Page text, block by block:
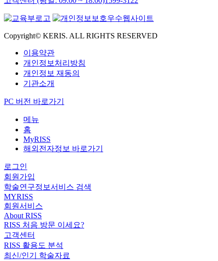
Copyright© KERIS. ALL RIGHTS RESERVED
이용약관
개인정보처리방침
개인정보 재동의
기관소개
PC 버전 바로가기
메뉴
홈
MyRISS
해외전자정보 바로가기
로그인
회원가입
학술연구정보서비스 검색
MYRISS
회원서비스
About RISS
RISS 처음 방문 이세요?
고객센터
RISS 활용도 분석
최신/인기 학술자료